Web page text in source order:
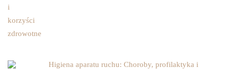
Higiena aparatu ruchu: Choroby, profilaktyka i